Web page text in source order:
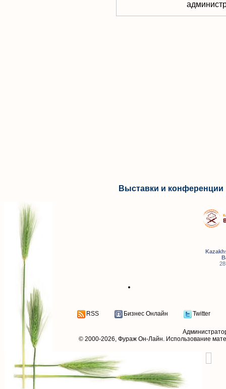
Выставки и конференции
RSS Бизнес Онлайн Twitter
© 2000-2026, Фураж Он-Лайн. Использование